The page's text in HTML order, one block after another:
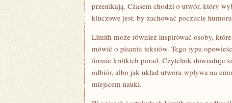
przenikają. Czasem chodzi o utwór, który
kluczowe jest, by zachować poczucie
Limith może również inspirować osoby,
mówić o pisaniu tekstów. Tego typu
formie krótkich porad. Czytelnik dowiaduje
odbiór, albo jak układ utworu wpływa na
miejscem nauki.